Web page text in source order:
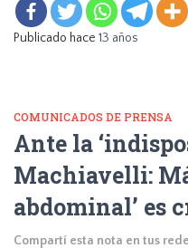
Publicado hace 13 años
COMUNICADOS DE PRENSA
Ante la
Machiavelli:
abdominal’ es
Compartí esta nota en tus